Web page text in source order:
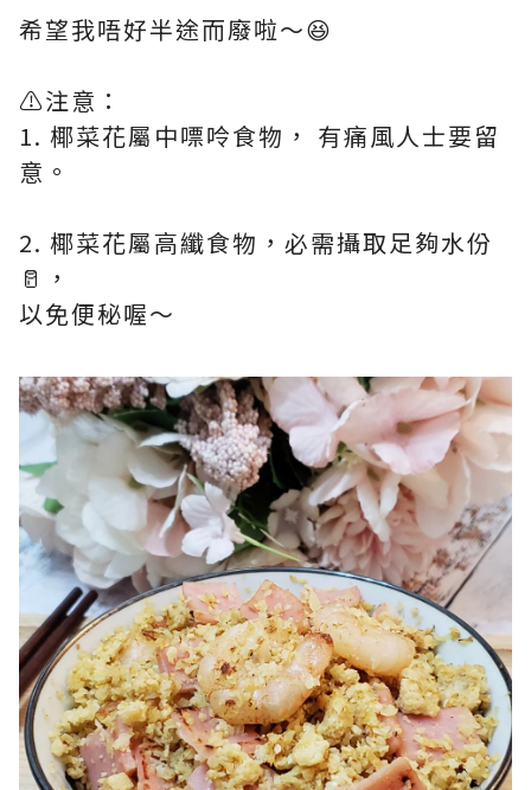
希望我唔好半途而廢啦～😆
⚠️注意：
1. 椰菜花屬中嘌呤食物， 有痛風人士要留
意。
2. 椰菜花屬高纖食物，必需攝取足夠水份
🥛，
以免便秘喔～